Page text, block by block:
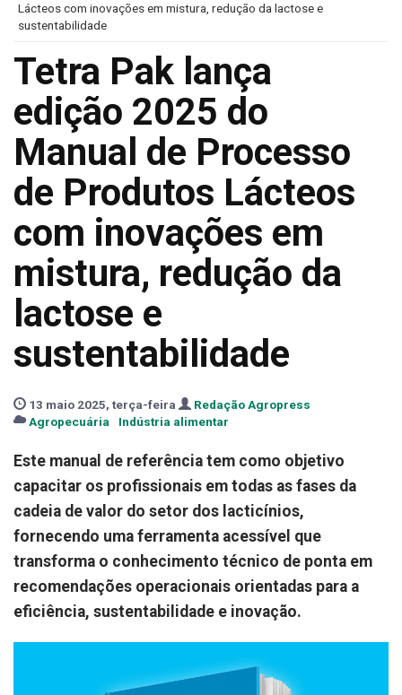
Lácteos com inovações em mistura, redução da lactose e
sustentabilidade
Tetra Pak lança
edição 2025 do
Manual de Processo
de Produtos Lácteos
com inovações em
mistura, redução da
lactose e
sustentabilidade
13 maio 2025, terça-feira
Redação Agropress
Agropecuária
Indústria alimentar
Este manual de referência tem como objetivo
capacitar os profissionais em todas as fases da
cadeia de valor do setor dos lacticínios,
fornecendo uma ferramenta acessível que
transforma o conhecimento técnico de ponta em
recomendações operacionais orientadas para a
eficiência, sustentabilidade e inovação.